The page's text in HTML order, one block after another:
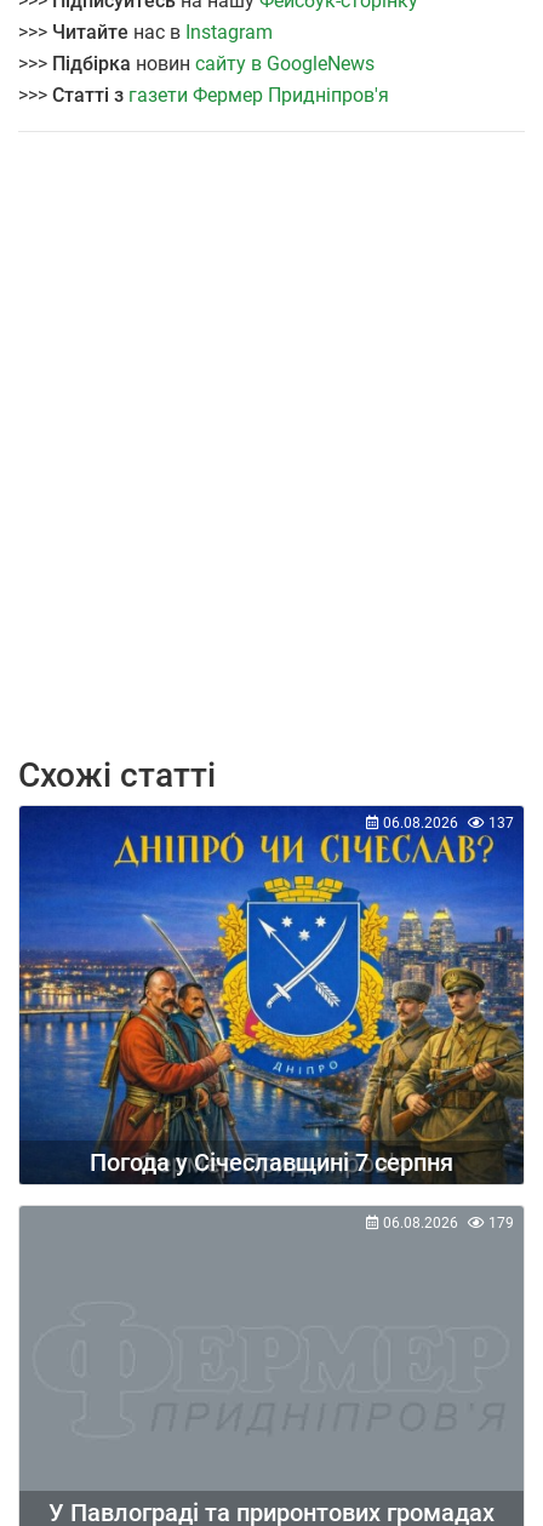
>>> Читайте нас в Instagram
>>> Підбірка новин сайту в GoogleNews
>>> Статті з газети Фермер Придніпров'я
Схожі статті
Погода у Січеславщині 7 серпня
06.08.2026 137
У Павлограді та приронтових громадах
06.08.2026 179